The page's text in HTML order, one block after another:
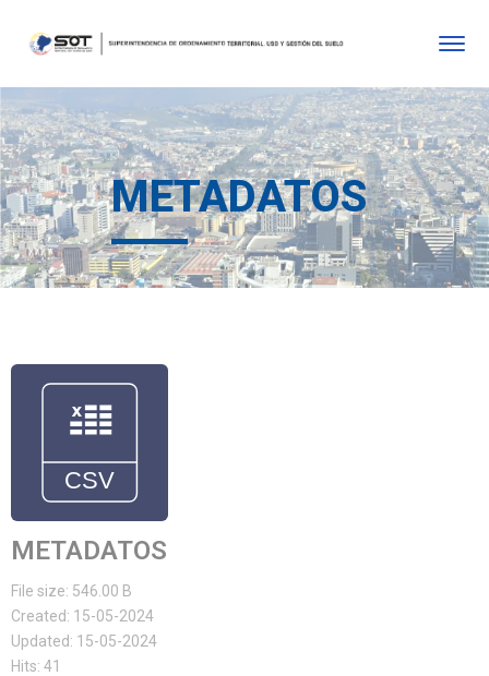
METADATOS
METADATOS
File size: 546.00 B
Created: 15-05-2024
Updated: 15-05-2024
Hits: 41